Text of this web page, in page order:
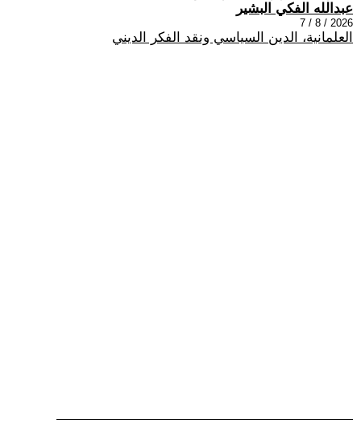
عبدالله الفكي البشير
2026 / 8 / 7
العلمانية، الدين السياسي ونقد الفكر الديني